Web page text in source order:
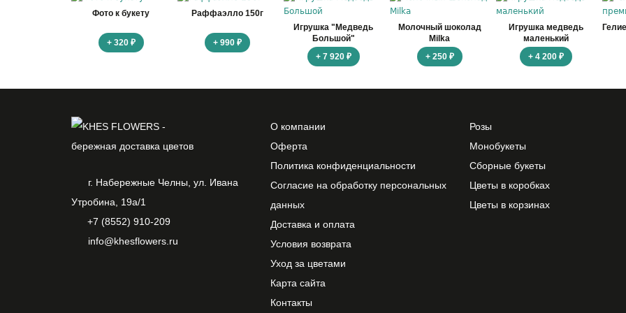
Фото к букету
+ 320 ₽
Раффаэлло 150г
+ 990 ₽
Игрушка "Медведь
Большой"
+ 7 920 ₽
Молочный шоколад
Milka
+ 250 ₽
Игрушка медведь
маленький
+ 4 200 ₽
г. Набережные Челны, ул. Ивана
Утробина, 19а/1
+7 (8552) 910-209
info@khesflowers.ru
О компании
Оферта
Политика конфиденциальности
Согласие на обработку персональных
данных
Доставка и оплата
Условия возврата
Уход за цветами
Карта сайта
Контакты
Розы
Монобукеты
Сборные букеты
Цветы в коробках
Цветы в корзинах